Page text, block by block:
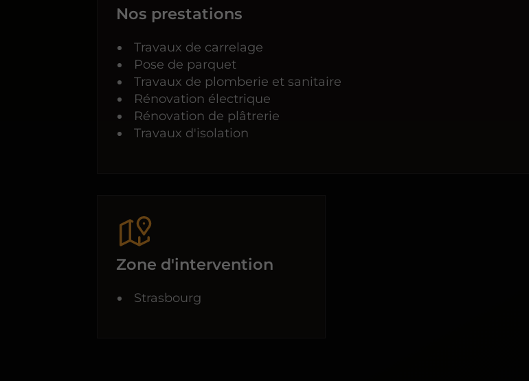
Nos prestations
Travaux de carrelage
Pose de parquet
Travaux de plomberie et sanitaire
Rénovation électrique
Rénovation de plâtrerie
Travaux d'isolation
Zone d'intervention
Strasbourg